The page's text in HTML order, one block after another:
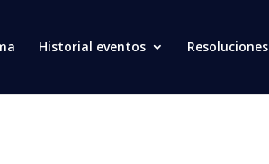
Historial eventos Resoluciones